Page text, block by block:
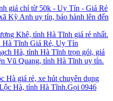
giá chỉ từ 50k - Uy Tín - Giá Rẻ
Kỳ Anh uy tín, bảo hành lên đến
Khê, tỉnh Hà Tĩnh giá rẻ nhất.
Hà Tĩnh Giá Rẻ, Uy Tín
Hà, tỉnh Hà Tĩnh trọn gói, giá
Vũ Quang, tỉnh Hà Tĩnh uy tín.
Hà giá rẻ, xe hút chuyên dụng
Hà, tỉnh Hà Tĩnh.Gọi 0946